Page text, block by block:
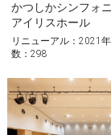
かつしかシンフォ
アイリスホール
リニューアル：2021
数：298